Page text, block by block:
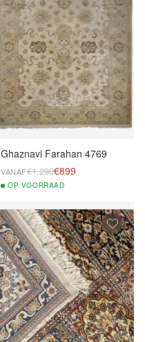
Ghaznavi Farahan 4769
VANAF€1.290€899
OP VOORRAAD